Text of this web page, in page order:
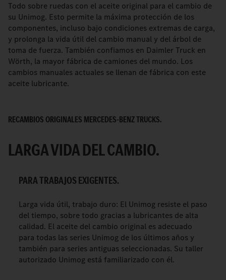
Todo sobre ruedas con el aceite original para el cambio de
su Unimog. Esto permite la máxima protección de los
componentes, incluso bajo condiciones extremas de carga,
y prolonga la vida útil del cambio manual y del árbol de
toma de fuerza. También confiamos en Daimler Truck en
Wörth, la mayor fábrica de camiones del mundo. Los
cambios manuales actuales se llenan de fábrica con este
aceite lubricante.
RECAMBIOS ORIGINALES MERCEDES-BENZ TRUCKS.
LARGA VIDA DEL CAMBIO.
PARA TRABAJOS EXIGENTES.
Larga vida útil, trabajo duro: El Unimog resiste el paso
del tiempo, sobre todo gracias a lubricantes de alta
calidad. El aceite del cambio original es adecuado
para todas las series Unimog de los últimos años y
también para series antiguas seleccionadas. Su taller
autorizado Unimog está familiarizado con él.